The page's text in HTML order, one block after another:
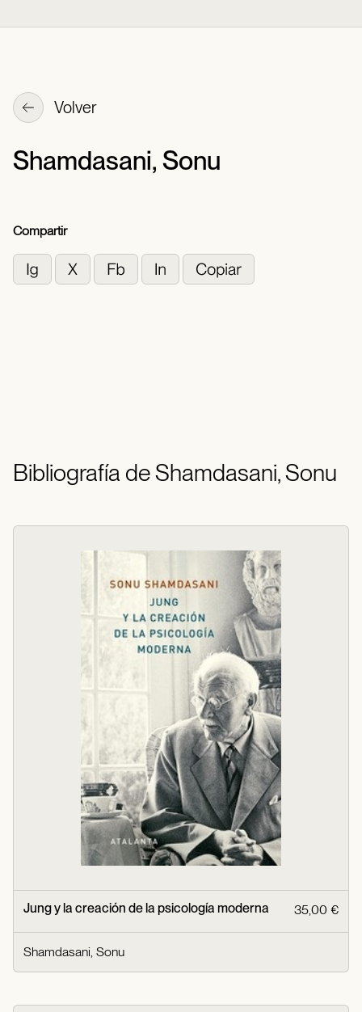
Volver
Shamdasani, Sonu
Compartir
Bibliografía de Shamdasani, Sonu
Jung y la creación de la psicología moderna 35,00 €
Shamdasani, Sonu